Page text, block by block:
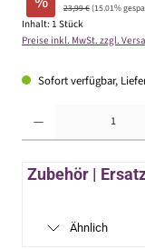
23,99 €(15.01%
Inhalt: 1 Stück
Preise inkl. MwSt. zzgl.
Sofort verfügbar,
Zubehör |
Ähnlich